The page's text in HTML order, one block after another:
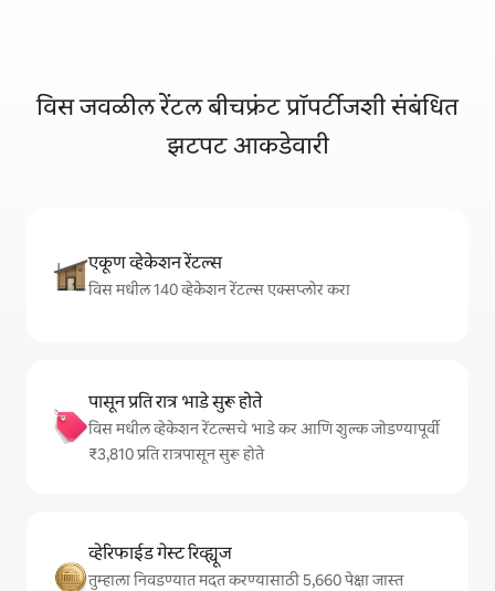
विस जवळील रेंटल बीचफ्रंट प्रॉपर्टीजशी संबंधित
झटपट आकडेवारी
एकूण व्हेकेशन रेंटल्स
विस मधील 140 व्हेकेशन रेंटल्स एक्सप्लोर करा
पासून प्रति रात्र भाडे सुरू होते
विस मधील व्हेकेशन रेंटल्सचे भाडे कर आणि शुल्क जोडण्यापूर्वी
₹3,810 प्रति रात्रपासून सुरू होते
व्हेरिफाईड गेस्ट रिव्ह्यूज
तुम्हाला निवडण्यात मदत करण्यासाठी 5,660 पेक्षा जास्त